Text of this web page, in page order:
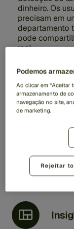
dinheiro. Os
precisam em
departamento
pode
real.
Unifique as
para aprimorar
as linhas de
fluxos de
investigador.
Podemos
Ao clicar em “Aceitar
armazenamento de
navegação no site,
de marketing.
Rejeitar